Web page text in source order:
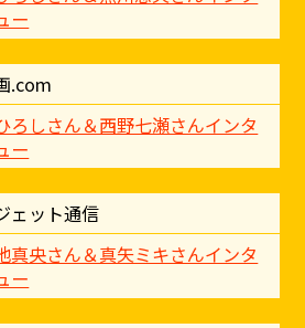
ー
.com
ろしさん＆西野七瀬さんインタ
ー
ェット通信
真央さん＆真矢ミキさんインタ
ー